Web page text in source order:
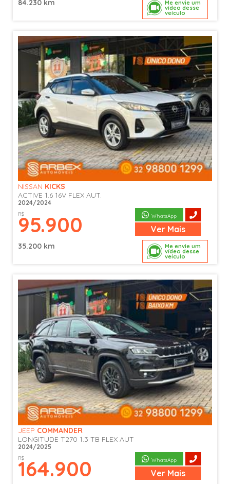
Me envie um
vídeo desse
veículo
84.230 km
Me envie um
vídeo desse
veículo
NISSAN KICKS
ACTIVE 1.6 16V FLEX AUT.
2024/2024
R$
95.900 WhatsApp
Ver Mais
35.200 km
JEEP COMMANDER
LONGITUDE T270 1.3 TB FLEX AUT
2024/2025
R$
164.900 WhatsApp
Ver Mais